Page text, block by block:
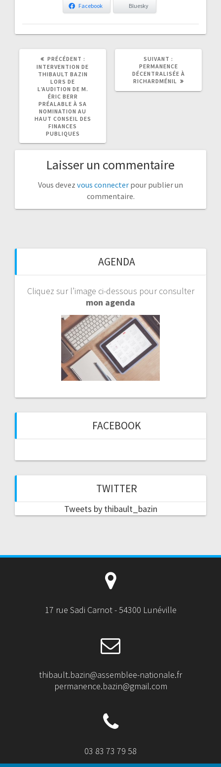
Facebook Bluesky
PRÉCÉDENT :
ARTICLE
PRÉCÉDENT
INTERVENTION DE
THIBAULT BAZIN
LORS DE
L’AUDITION DE M.
ÉRIC BERR
PRÉALABLE À SA
NOMINATION AU
HAUT CONSEIL DES
FINANCES
PUBLIQUES
SUIVANT :
ARTICLE
PERMANENCE
DÉCENTRALISÉE À
RICHARDMÉNIL
Laisser un commentaire
Vous devez vous connecter pour publier un
commentaire.
AGENDA
Cliquez sur l’image ci-dessous pour consulter
mon agenda
FACEBOOK
TWITTER
Tweets by thibault_bazin
17 rue Sadi Carnot - 54300 Lunéville
thibault.bazin@assemblee-nationale.fr
permanence.bazin@gmail.com
03 83 73 79 58